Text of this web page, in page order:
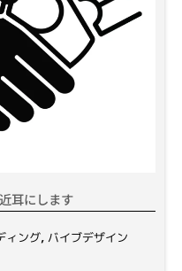
耳にします
ィング, バイブデザイン